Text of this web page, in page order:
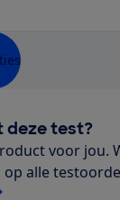
deze test?
voor jou.
alle